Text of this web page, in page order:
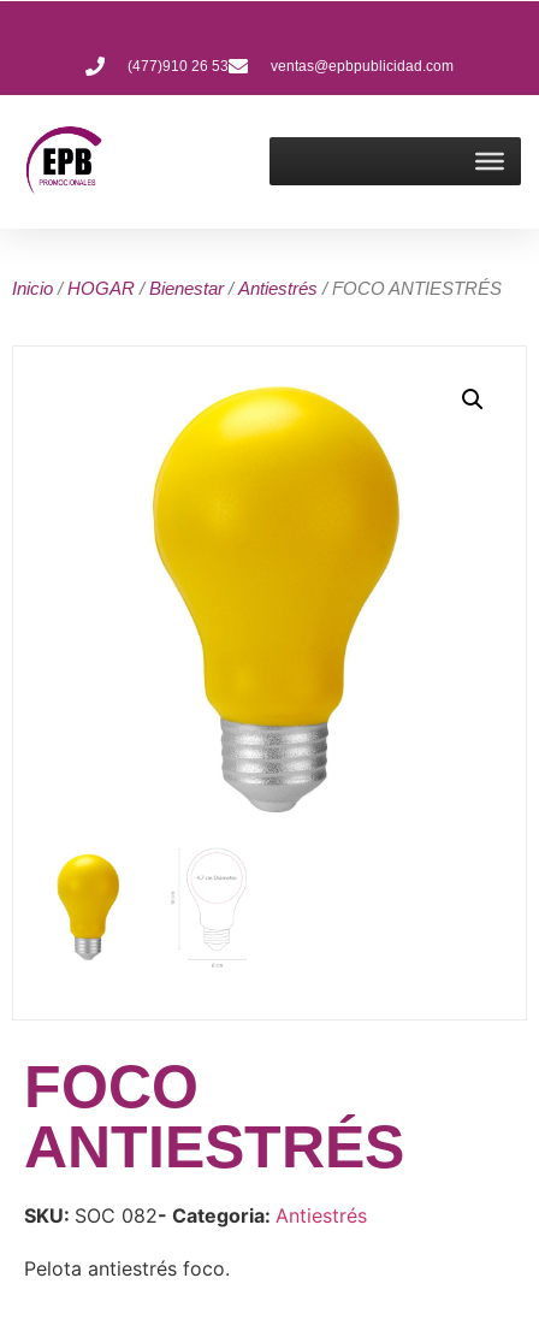
(477)910 26 53 ventas@epbpublicidad.com
Inicio /HOGAR /Bienestar/Antiestrés / FOCO ANTIESTRÉS
FOCO
ANTIESTRÉS
SKU: SOC 082- Categoria: Antiestrés
Pelota antiestrés foco.